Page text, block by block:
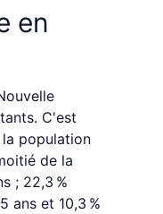
en
C'est
la population
de la
; 22,3 %
ans et 10,3 %